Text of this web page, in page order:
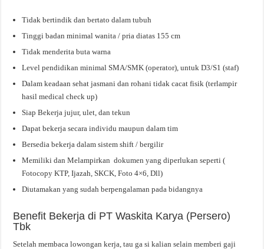
Tidak bertindik dan bertato dalam tubuh
Tinggi badan minimal wanita / pria diatas 155 cm
Tidak menderita buta warna
Level pendidikan minimal SMA/SMK (operator), untuk D3/S1 (staf)
Dalam keadaan sehat jasmani dan rohani tidak cacat fisik (terlampir
hasil medical check up)
Siap Bekerja jujur, ulet, dan tekun
Dapat bekerja secara individu maupun dalam tim
Bersedia bekerja dalam sistem shift / bergilir
Memiliki dan Melampirkan dokumen yang diperlukan seperti (
Fotocopy KTP, Ijazah, SKCK, Foto 4×6, Dll)
Diutamakan yang sudah berpengalaman pada bidangnya
Benefit Bekerja di PT Waskita Karya (Persero)
Tbk
Setelah membaca lowongan kerja, tau ga si kalian selain memberi gaji